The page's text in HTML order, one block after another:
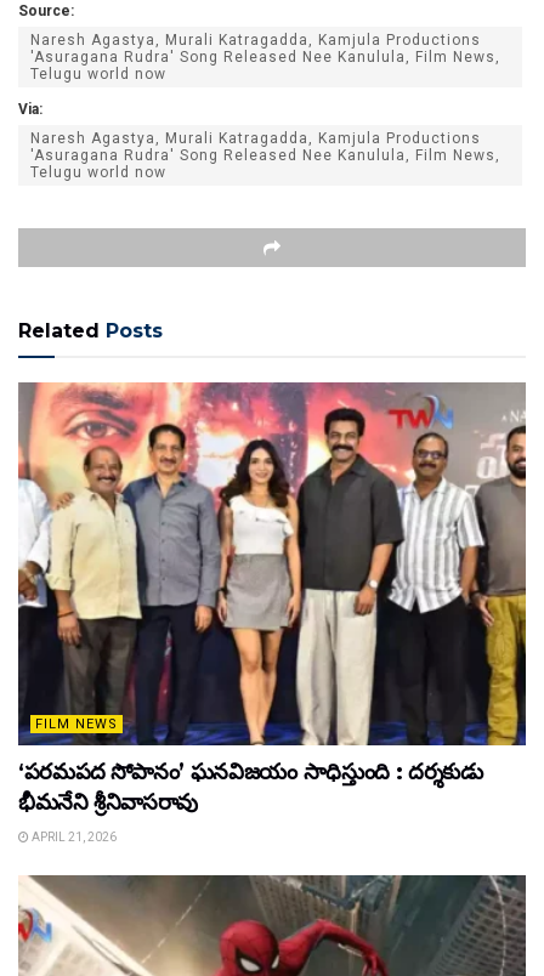
Source:
Naresh Agastya, Murali Katragadda, Kamjula Productions
'Asuragana Rudra' Song Released Nee Kanulula, Film News,
Telugu world now
Via:
Naresh Agastya, Murali Katragadda, Kamjula Productions
'Asuragana Rudra' Song Released Nee Kanulula, Film News,
Telugu world now
Related Posts
FILM NEWS
‘పరమపద సోపానం’ ఘనవిజయం సాధిస్తుంది : దర్శకుడు
భీమనేని శ్రీనివాసరావు
APRIL 21, 2026